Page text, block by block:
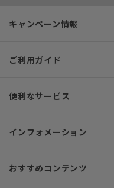
キャンペーン情報
ご利用ガイド
便利なサービス
インフォメーション
おすすめコンテンツ